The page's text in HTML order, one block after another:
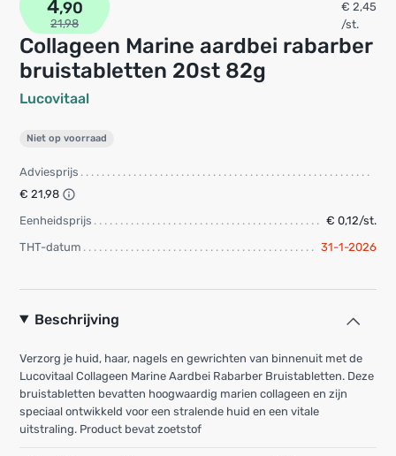
Collageen Marine aardbei rabarber
bruistabletten 20st 82g
Lucovitaal
4,90
21,98
€ 2,45
/st.
Niet op voorraad
Adviesprijs
€ 21,98
Eenheidsprijs
€ 0,12/st.
THT-datum
31-1-2026
Beschrijving
Verzorg je huid, haar, nagels en gewrichten van binnenuit met de
Lucovitaal Collageen Marine Aardbei Rabarber Bruistabletten. Deze
bruistabletten bevatten hoogwaardig marien collageen en zijn
speciaal ontwikkeld voor een stralende huid en een vitale
uitstraling. Product bevat zoetstof